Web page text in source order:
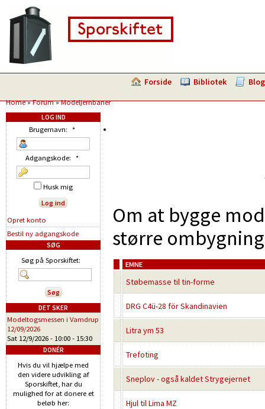
Forside Bibliotek Blog
Home»Forum»Modeljernbaner
Om at bygge
større
EMNE
Støbemasse til tin-forme
DRG C4ü-28 för Skandinavien
Litra ym 53
Trefoting
Sneplov - også kaldet Strygejernet
Hjul til Lima MZ
LOG IND
Brugernavn: *
Adgangskode: *
Husk mig
Opret konto
Bestil ny adgangskode
SØG
Søg på Sporskiftet:
DET SKER
Modeltogsmessen i Vamdrup
12/09/2026
Sat 12/9/2026 - 10:00 - 15:30
DONÉR
Hvis du vil hjælpe med
den videre udvikling af
Sporskiftet, har du
mulighed for at donere et
beløb her: